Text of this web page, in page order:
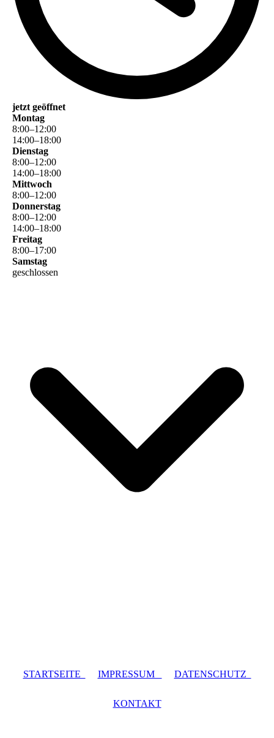
jetzt geöffnet
Montag
8:00–12:00
14:00–18:00
Dienstag
8:00–12:00
14:00–18:00
Mittwoch
8:00–12:00
Donnerstag
8:00–12:00
14:00–18:00
Freitag
8:00–17:00
Samstag
geschlossen
STARTSEITE IMPRESSUM DATENSCHUTZ
KONTAKT